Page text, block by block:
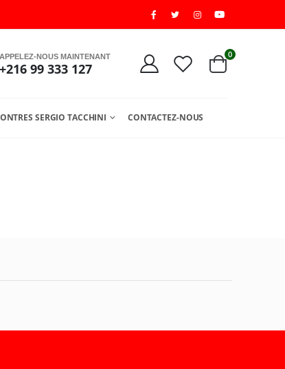
APPELEZ-NOUS MAINTENANT
+216 99 333 127
0
SERGIO TACCHINI CONTACTEZ-NOUS